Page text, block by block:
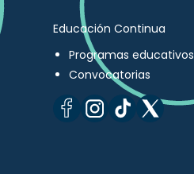
Educación Continua
Programas educativos
Convocatorias